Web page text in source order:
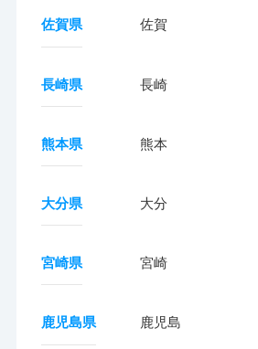
佐賀県 佐賀
長崎県 長崎
熊本県 熊本
大分県 大分
宮崎県 宮崎
鹿児島県 鹿児島